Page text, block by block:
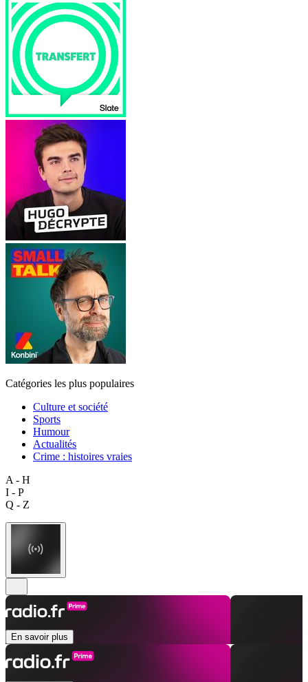
Catégories les plus populaires
Culture et société
Sports
Humour
Actualités
Crime : histoires vraies
A - H
I - P
Q - Z
En savoir plus